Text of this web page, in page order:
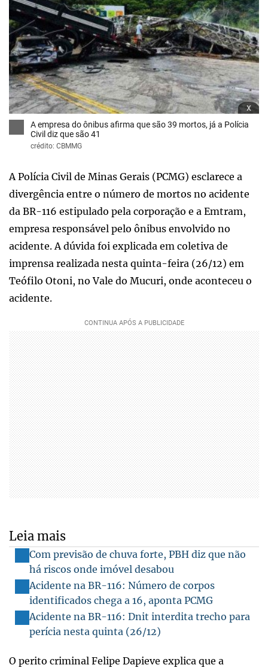
x
A empresa do ônibus afirma que são 39 mortos, já a Polícia
Civil diz que são 41
crédito: CBMMG
A Polícia Civil de Minas Gerais (PCMG) esclarece a
divergência entre o número de mortos no acidente
da BR-116 estipulado pela corporação e a Emtram,
empresa responsável pelo ônibus envolvido no
acidente. A dúvida foi explicada em coletiva de
imprensa realizada nesta quinta-feira (26/12) em
Teófilo Otoni, no Vale do Mucuri, onde aconteceu o
acidente.
Leia mais
Com previsão de chuva forte, PBH diz que não
há riscos onde imóvel desabou
Acidente na BR-116: Número de corpos
identificados chega a 16, aponta PCMG
Acidente na BR-116: Dnit interdita trecho para
perícia nesta quinta (26/12)
O perito criminal Felipe Dapieve explica que a